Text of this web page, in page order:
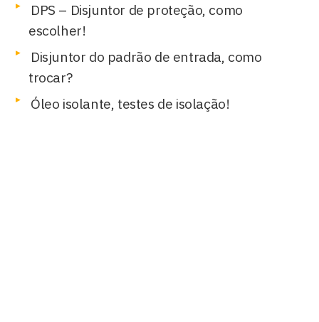
DPS – Disjuntor de proteção, como
escolher!
Disjuntor do padrão de entrada, como
trocar?
Óleo isolante, testes de isolação!